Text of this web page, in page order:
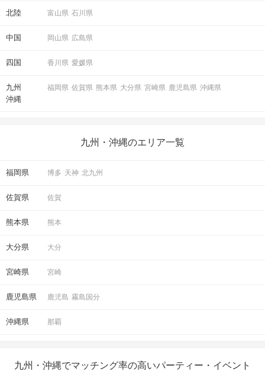
北陸 富山県 石川県
中国 岡山県 広島県
四国 香川県 愛媛県
九州
沖縄
福岡県 佐賀県 熊本県 大分県 宮崎県 鹿児島県 沖縄県
九州・沖縄のエリア一覧
福岡県 博多 天神 北九州
佐賀県 佐賀
熊本県 熊本
大分県 大分
宮崎県 宮崎
鹿児島県 鹿児島 霧島国分
沖縄県 那覇
九州・沖縄でマッチング率の高いパーティー・イベント